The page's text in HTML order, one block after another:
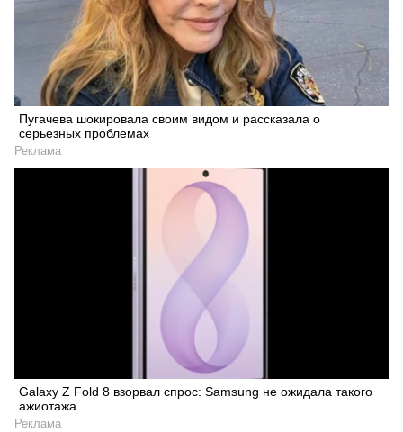
Пугачева шокировала своим видом и рассказала о
серьезных проблемах
Реклама
Galaxy Z Fold 8 взорвал спрос: Samsung не ожидала такого
ажиотажа
Реклама